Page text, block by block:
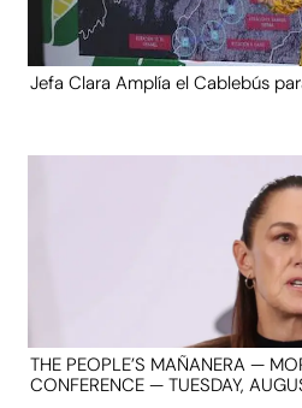
Jefa Clara Amplía el Cablebús
THE PEOPLE’S MAÑANERA —
CONFERENCE — TUESDAY,